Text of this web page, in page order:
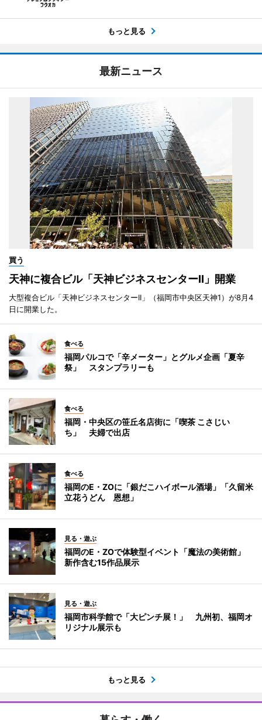
もっと見る
最新ニュース
買う
天神に複合ビル「天神ビジネスセンターII」開業
大型複合ビル「天神ビジネスセンターII」（福岡市中央区天神1）が8月4
日に開業した。
食べる
福岡パルコで「辛メーター」とグルメ企画「夏辛
祭」 スタンプラリーも
食べる
福岡・中央区の笹丘名店街に「喫茶 こさじい
ち」 夫婦で出店
食べる
福岡のE・ZOに「銀だこハイボール酒場」「久留米
立花うどん 恩想」
見る・遊ぶ
福岡のE・ZOで体験型イベント「魔法の美術館」
新作含む15作品展示
見る・遊ぶ
福岡市科学館で「大ピンチ展！」 九州初、福岡オ
リジナル展示も
もっと見る